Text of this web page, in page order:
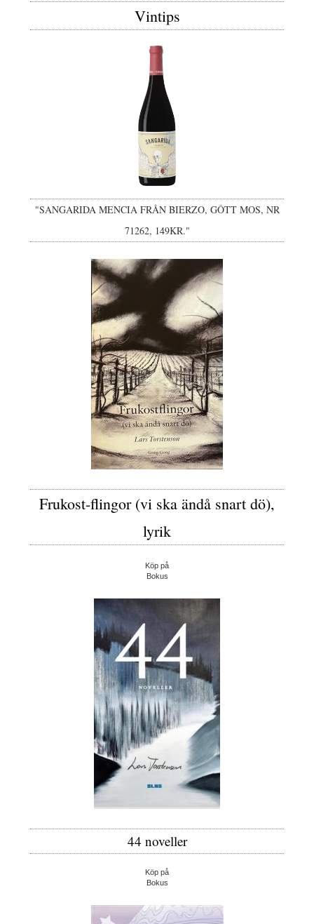
Vintips
"SANGARIDA MENCIA FRÅN BIERZO, GÔTT MOS, NR
71262, 149KR."
Frukost-flingor (vi ska ändå snart dö),
lyrik
Köp på
Bokus
44 noveller
Köp på
Bokus